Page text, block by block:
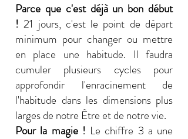
Parce que c'est déjà un bon début
! 21 jours, c'est le point de départ
minimum pour changer ou mettre
en place une habitude. Il faudra
cumuler plusieurs cycles pour
approfondir l'enracinement de
l'habitude dans les dimensions plus
larges de notre Être et de notre vie.
Pour la magie ! Le chiffre 3 a une